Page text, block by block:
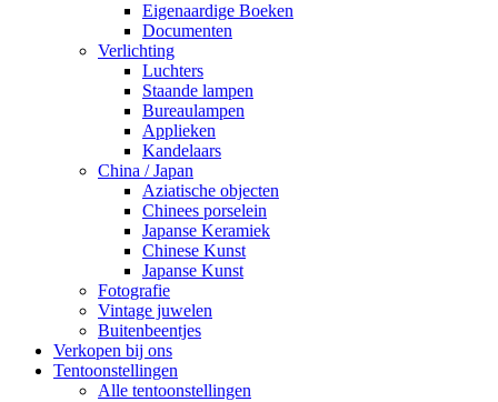
Eigenaardige Boeken
Documenten
Verlichting
Luchters
Staande lampen
Bureaulampen
Applieken
Kandelaars
China / Japan
Aziatische objecten
Chinees porselein
Japanse Keramiek
Chinese Kunst
Japanse Kunst
Fotografie
Vintage juwelen
Buitenbeentjes
Verkopen bij ons
Tentoonstellingen
Alle tentoonstellingen